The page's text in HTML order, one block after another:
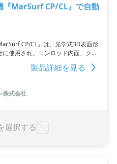
『MarSurf CP/CL』で自動
CP/CL』は、光学式3D表面形
使用され、コンロッド内面、クラ
、インテリア部品など、さまざまな
。測定事例集には、実際の測定デー
製品詳細を見る
株式会社
選択する